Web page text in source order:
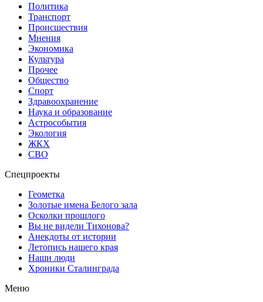
Политика
Транспорт
Происшествия
Мнения
Экономика
Культура
Прочее
Общество
Спорт
Здравоохранение
Наука и образование
Астрособытия
Экология
ЖКХ
СВО
Спецпроекты
Геометка
Золотые имена Белого зала
Осколки прошлого
Вы не видели Тихонова?
Анекдоты от истории
Летопись нашего края
Наши люди
Хроники Сталинграда
Меню